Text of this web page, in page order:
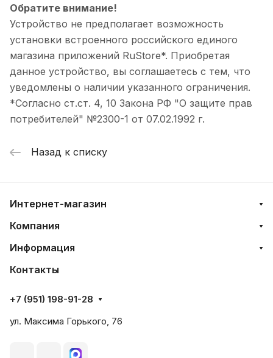
Обратите внимание!
Устройство не предполагает возможность
установки встроенного российского единого
магазина приложений RuStore*. Приобретая
данное устройство, вы соглашаетесь с тем, что
уведомлены о наличии указанного ограничения.
*Согласно ст.ст. 4, 10 Закона РФ "О защите прав
потребителей" №2300-1 от 07.02.1992 г.
Назад к списку
Интернет-магазин
Компания
Информация
Контакты
+7 (951) 198-91-28
ул. Максима Горького, 76